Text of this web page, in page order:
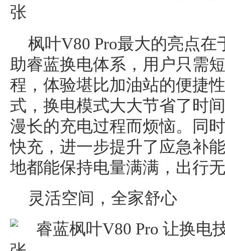
枫叶V80 Pro最大的亮点
助睿蓝换电体系，用户只需
程，体验堪比加油站的便捷
式，换电模式大大节省了时
漫长的充电过程而烦恼。同
快充，进一步提升了应急补
地都能保持电量满满，出行
灵活空间，全家舒心